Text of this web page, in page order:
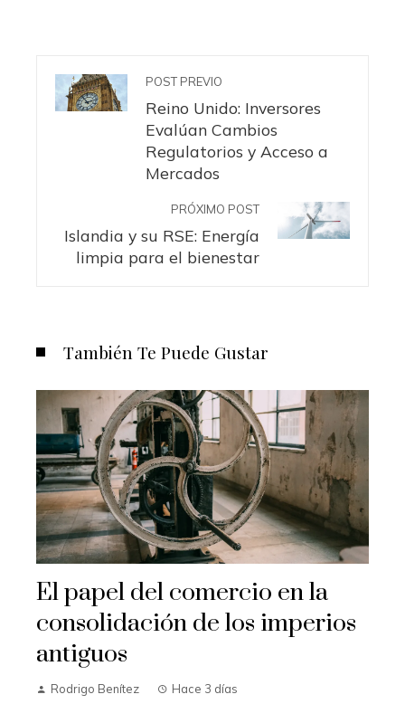
POST PREVIO
Reino Unido: Inversores
Evalúan Cambios
Regulatorios y Acceso a
Mercados
PRÓXIMO POST
Islandia y su RSE: Energía
limpia para el bienestar
También Te Puede Gustar
El papel del comercio en la
consolidación de los imperios
antiguos
Rodrigo Benítez Hace 3 días